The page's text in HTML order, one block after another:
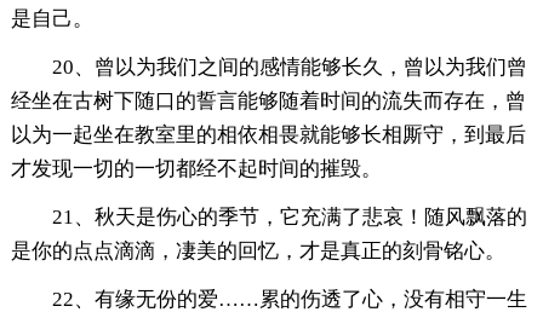
是自己。
20、曾以为我们之间的感情能够长久，曾以为我们曾
经坐在古树下随口的誓言能够随着时间的流失而存在，曾
以为一起坐在教室里的相依相畏就能够长相厮守，到最后
才发现一切的一切都经不起时间的摧毁。
21、秋天是伤心的季节，它充满了悲哀！随风飘落的
是你的点点滴滴，凄美的回忆，才是真正的刻骨铭心。
22、有缘无份的爱……累的伤透了心，没有相守一生